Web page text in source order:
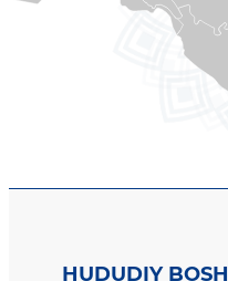
HUDUDIY